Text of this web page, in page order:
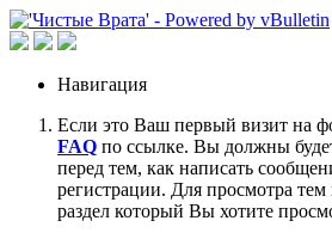
Навигация
Если это Ваш первый визит на
FAQ по ссылке. Вы должны
перед тем, как написать
регистрации. Для просмотра
раздел который Вы хотите